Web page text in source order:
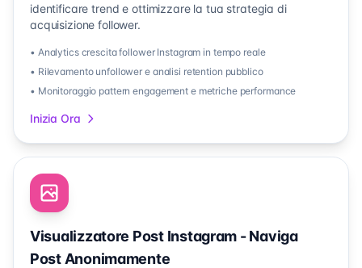
identificare trend e ottimizzare la tua strategia di
acquisizione follower.
• Analytics crescita follower Instagram in tempo reale
• Rilevamento unfollower e analisi retention pubblico
• Monitoraggio pattern engagement e metriche performance
Inizia Ora
Visualizzatore Post Instagram - Naviga
Post Anonimamente